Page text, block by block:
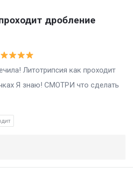
дробление
как проходит
Я знаю! СМОТРИ что сделать